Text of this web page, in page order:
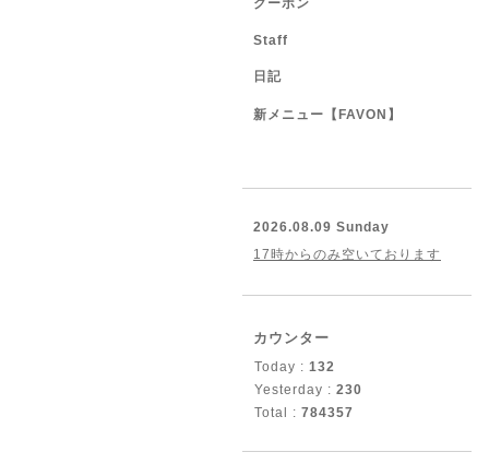
クーポン
Staff
日記
新メニュー【FAVON】
2026.08.09 Sunday
17時からのみ空いております
カウンター
Today : 132
Yesterday : 230
Total : 784357